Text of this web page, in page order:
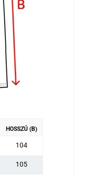
HOSSZÚ (B)
104
105